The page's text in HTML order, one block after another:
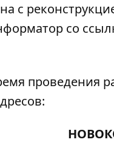
с
со
проведения